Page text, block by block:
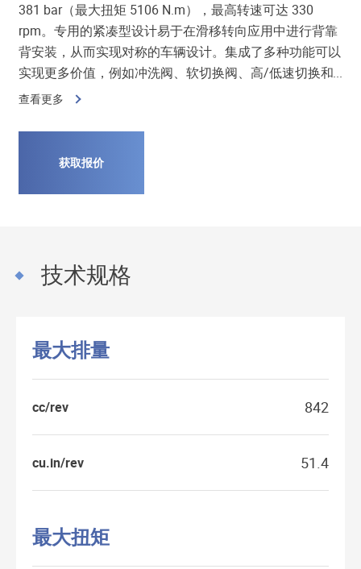
381 bar（最大扭矩 5106 N.m），最高转速可达 330
rpm。专用的紧凑型设计易于在滑移转向应用中进行背靠
背安装，从而实现对称的车辆设计。集成了多种功能可以
实现更多价值，例如冲洗阀、软切换阀、高/低速切换和
制动器。
查看更多
获取报价
技术规格
最大排量
cc/rev 842
cu.in/rev 51.4
最大扭矩